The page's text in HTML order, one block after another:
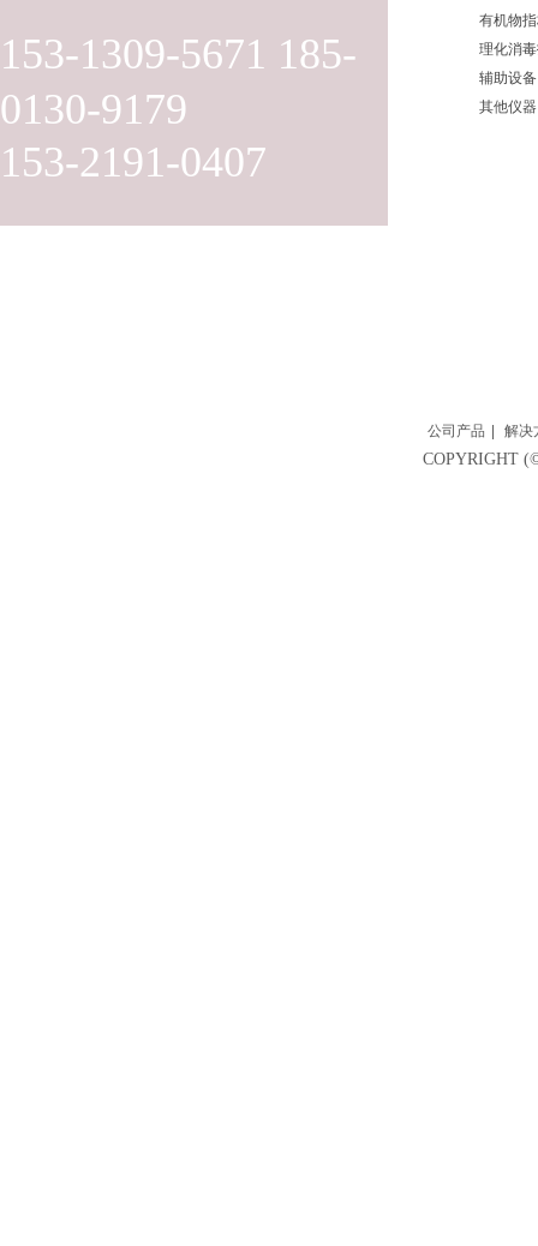
153-1309-5671 185-
0130-9179
153-2191-0407
有机物
理化消
辅助设备
其他仪器
公司产品 解决
COPYRIGHT